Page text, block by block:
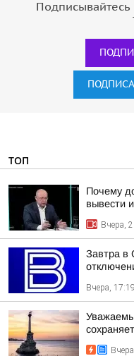
ТОП
Почему
вывести
Вчера,
Завтра в
Вчера, 17:19